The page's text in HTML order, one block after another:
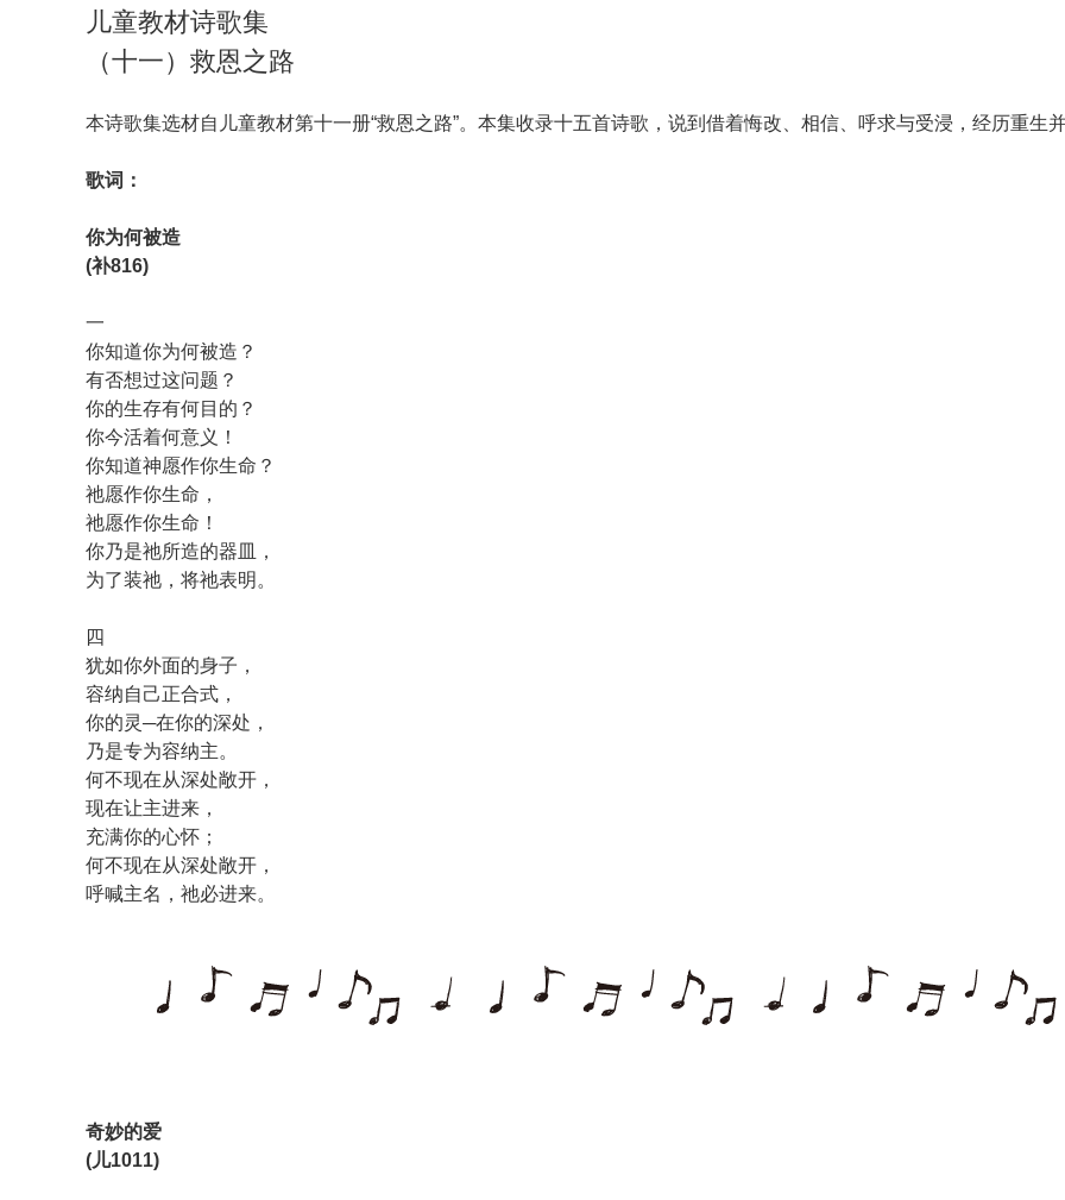
儿童教材诗歌集
（十一）救恩之路
本诗歌集选材自儿童教材第十一册“救恩之路”。本集收录十五首诗歌，说到借着悔改、相信、呼求与受浸，经历重生
歌词：
你为何被造
(补816)
一
你知道你为何被造？
有否想过这问题？
你的生存有何目的？
你今活着何意义！
你知道神愿作你生命？
祂愿作你生命，
祂愿作你生命！
你乃是祂所造的器皿，
为了装祂，将祂表明。
四
犹如你外面的身子，
容纳自己正合式，
你的灵─在你的深处，
乃是专为容纳主。
何不现在从深处敞开，
现在让主进来，
充满你的心怀；
何不现在从深处敞开，
呼喊主名，祂必进来。
奇妙的爱
(儿1011)